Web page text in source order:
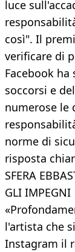
luce
così". Il
verificare di
Facebook
soccorsi e
numerose le
norme di
risposta
SFERA
GLI IMPEGNI
l'artista che
Instagram il